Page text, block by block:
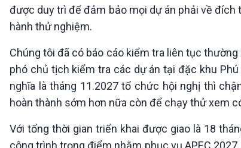
được duy trì để đảm bảo mọi dự án phải về
hành thử nghiệm.
Chúng tôi đã có báo cáo kiểm tra liên tục
phó chủ tịch kiểm tra các dự án tại đặc khu
nghĩa là tháng 11.2027 tổ chức hội nghị thì
hoàn thành sớm hơn nữa còn để chạy thử xem
Với tổng thời gian triển khai được giao là 18
công trình trọng điểm nhằm phục vụ APEC